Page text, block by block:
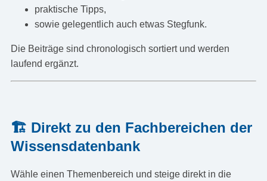
praktische Tipps,
sowie gelegentlich auch etwas Stegfunk.
Die Beiträge sind chronologisch sortiert und werden
laufend ergänzt.
🏗️ Direkt zu den Fachbereichen der
Wissensdatenbank
Wähle einen Themenbereich und steige direkt in die